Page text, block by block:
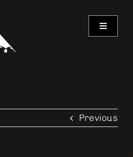
Toggle
Previous